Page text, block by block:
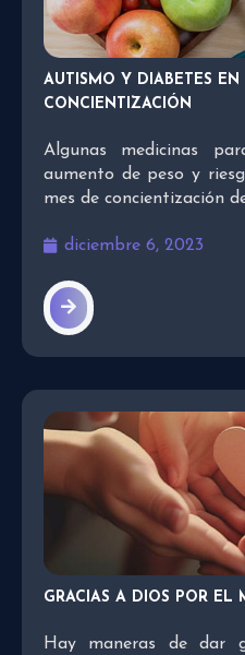
AUTISMO Y DIABETES EN
CONCIENTIZACIÓN
Algunas medicinas
aumento de peso y
mes de concientización
diciembre 6, 2023
GRACIAS A DIOS POR EL
Hay maneras de dar